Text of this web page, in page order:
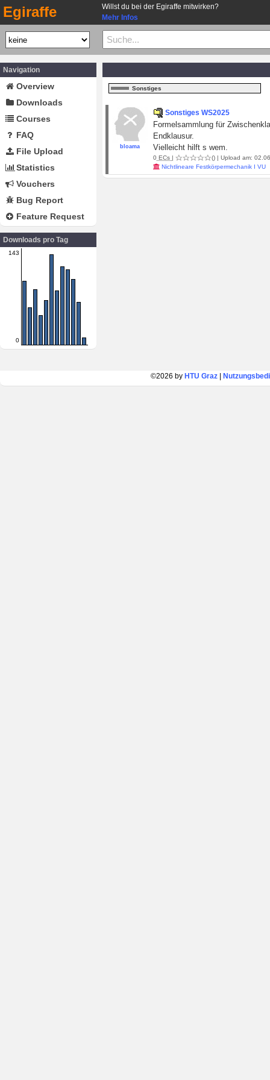
Egiraffe
Willst du bei der Egiraffe mitwirken?
Mehr Infos
Navigation
Overview
Downloads
Courses
FAQ
File Upload
Statistics
Vouchers
Bug Report
Feature Request
Downloads pro Tag
143
0
Sonstiges
bloama
Sonstiges WS2025
Formelsammlung für
Endklausur.
Vielleicht hilft s wem.
0 ECs | () | Upload am:
Nichtlineare Festkörpermechanik I VU
©2026 by HTU Graz|